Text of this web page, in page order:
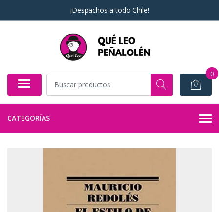
¡Despachos a todo Chile!
0
CATEGORÍAS